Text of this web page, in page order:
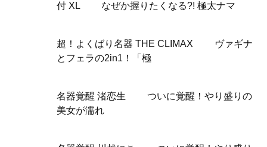
付 XL なぜか握りたくなる?! 極太ナマ
超！よくばり名器 THE CLIMAX ヴァギナ
とフェラの2in1！「極
名器覚醒 渚恋生 ついに覚醒！やり盛りの
美女が濡れ